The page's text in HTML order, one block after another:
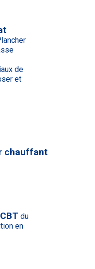
de
et
chauffant
du
en